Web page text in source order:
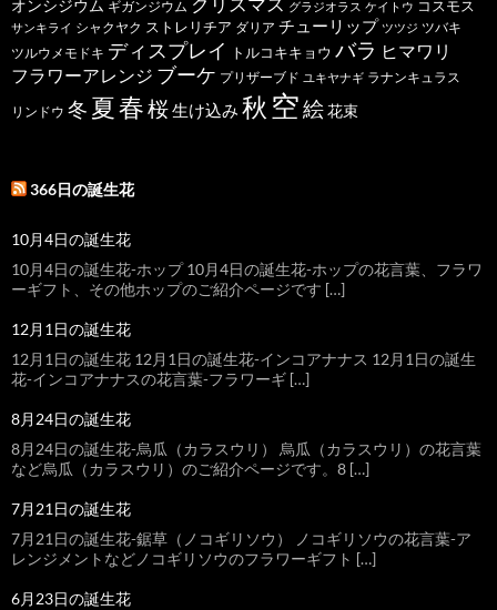
オンシジウム ギガンジウム グラジオラス ケイトウ コスモス
サンキライ シャクヤク ストレリチア ダリア チューリップ ツツジ ツバキ
ツルウメモドキ ディスプレイ トルコキキョウ バラ ヒマワリ
フラワーアレンジ ブーケ プリザーブド ユキヤナギ ラナンキュラス
リンドウ 冬 夏春桜生け込み 秋 空絵花束
366日の誕生花
10月4日の誕生花
10月4日の誕生花-ホップ 10月4日の誕生花-ホップの花言葉、フラワ
ーギフト、その他ホップのご紹介ページです […]
12月1日の誕生花
12月1日の誕生花 12月1日の誕生花-インコアナナス 12月1日の誕生
花-インコアナナスの花言葉-フラワーギ […]
8月24日の誕生花
8月24日の誕生花-烏瓜（カラスウリ） 烏瓜（カラスウリ）の花言葉
など烏瓜（カラスウリ）のご紹介ページです。8 […]
7月21日の誕生花
7月21日の誕生花-鋸草（ノコギリソウ） ノコギリソウの花言葉-ア
レンジメントなどノコギリソウのフラワーギフト […]
6月23日の誕生花